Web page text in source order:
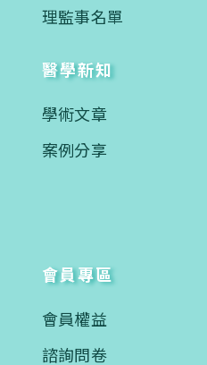
理監事名單
醫學新知
學術文章
案例分享
會員專區
會員權益
諮詢問卷